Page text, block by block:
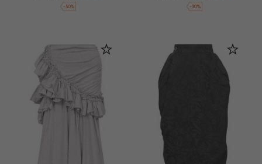
-30% -30%